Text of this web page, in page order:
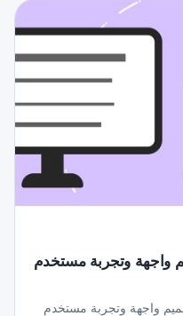
واجهة وتجربة مستخدم
لتصميم واجهة وتجربة مستخدم